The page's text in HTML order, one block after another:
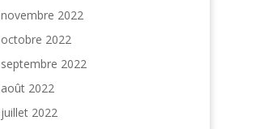
novembre 2022
octobre 2022
septembre 2022
août 2022
juillet 2022